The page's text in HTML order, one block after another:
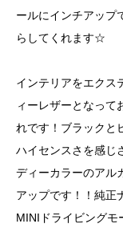
ールにインチアップ
らしてくれます☆
インテリアをエクス
ィーレザーとなって
れです！ブラックと
ハイセンスさを感じ
ディーカラーのアル
アップです！！純正
MINIドライビングモ